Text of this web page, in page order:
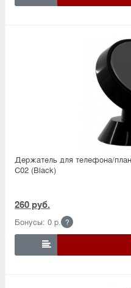
Держатель для телефона/
C02 (Black)
260 руб.
Бонусы: 0 р. ?
